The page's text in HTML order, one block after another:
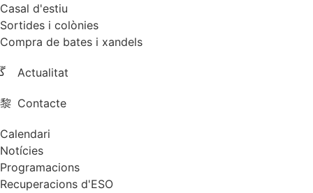
Casal d'estiu
Sortides i colònies
Compra de bates i xandels
Actualitat
Contacte
Calendari
Notícies
Programacions
Recuperacions d'ESO